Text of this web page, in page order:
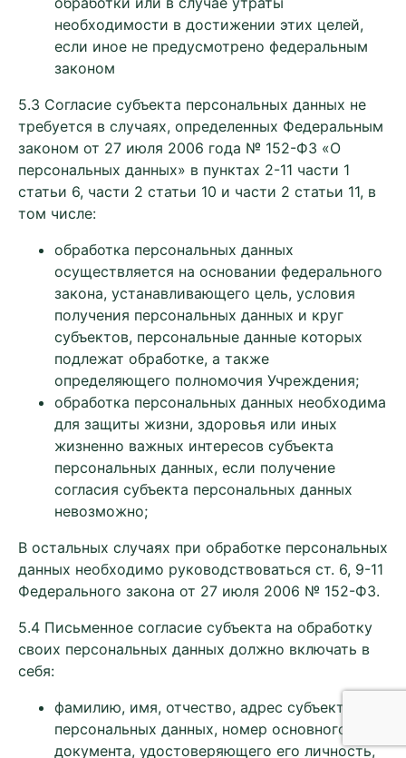
необходимости в достижении этих целей,
если иное не предусмотрено федеральным
законом
5.3 Согласие субъекта персональных данных не
требуется в случаях, определенных Федеральным
законом от 27 июля 2006 года № 152-ФЗ «О
персональных данных» в пунктах 2-11 части 1
статьи 6, части 2 статьи 10 и части 2 статьи 11, в
том числе:
обработка персональных данных
осуществляется на основании федерального
закона, устанавливающего цель, условия
получения персональных данных и круг
субъектов, персональные данные которых
подлежат обработке, а также
определяющего полномочия Учреждения;
обработка персональных данных необходима
для защиты жизни, здоровья или иных
жизненно важных интересов субъекта
персональных данных, если получение
согласия субъекта персональных данных
невозможно;
В остальных случаях при обработке персональных
данных необходимо руководствоваться ст. 6, 9-11
Федерального закона от 27 июля 2006 № 152-ФЗ.
5.4 Письменное согласие субъекта на обработку
своих персональных данных должно включать в
себя:
фамилию, имя, отчество, адрес субъекта
персональных данных, номер основного
документа, удостоверяющего его личность,